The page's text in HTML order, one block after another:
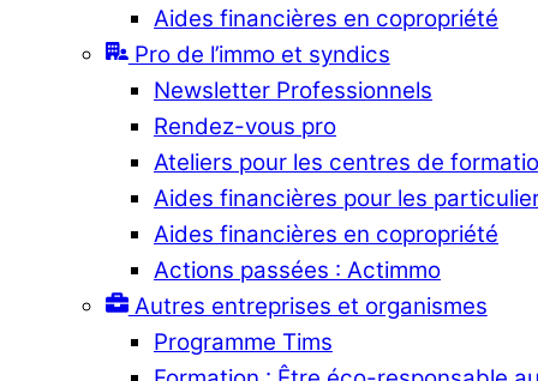
Aides financières en copropriété
Pro de l’immo et syndics
Newsletter Professionnels
Rendez-vous pro
Ateliers pour les centres de
Aides financières pour les
Aides financières en copropriété
Actions passées : Actimmo
Autres entreprises et organismes
Programme Tims